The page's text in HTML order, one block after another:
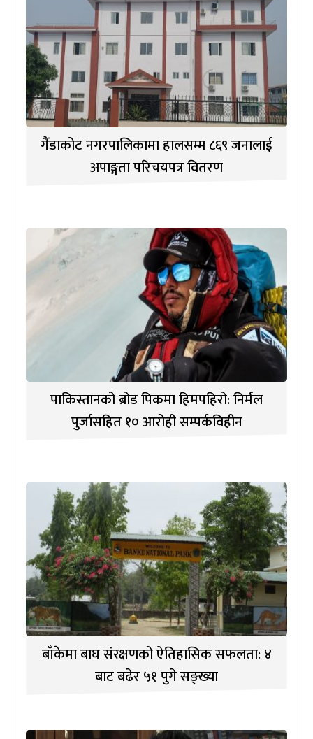
गैंडाकोट नगरपालिकामा हालसम्म ८६९ जनालाई
अपाङ्गता परिचयपत्र वितरण
पाकिस्तानको ब्रोड पिकमा हिमपहिरो: निर्मल
पुर्जासहित १० आरोही सम्पर्कविहीन
बाँकेमा बाघ संरक्षणको ऐतिहासिक सफलता: ४
बाट बढेर ५१ पुगे सङ्ख्या